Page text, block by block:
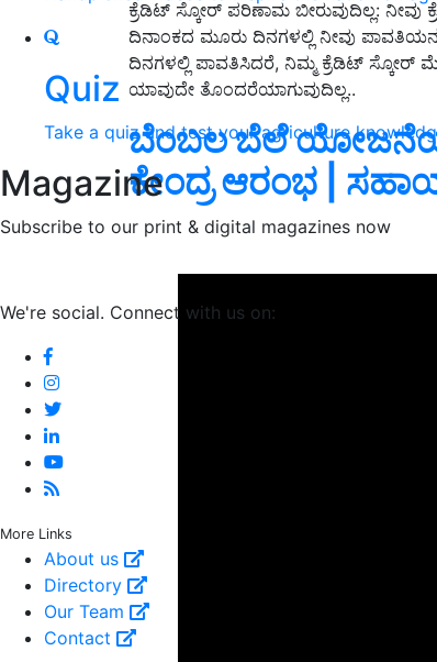
Quiz
Take a quiz and test your agriculture
Magazine
Subscribe to our print & digital magazines now
We're social. Connect with us on:
More Links
About us
Directory
Our Team
Contact
ಕ್ರೆಡಿಟ್ ಸ್ಕೋರ್ ಪರಿಣಾಮ ಬೀರುವುದಿಲ್ಲ:
ದಿನಾಂಕದ ಮೂರು ದಿನಗಳಲ್ಲಿ ನೀವು
ದಿನಗಳಲ್ಲಿ ಪಾವತಿಸಿದರೆ, ನಿಮ್ಮ ಕ್ರೆಡಿಟ್ ಸ್ಕೋರ್
ಯಾವುದೇ ತೊಂದರೆಯಾಗುವುದಿಲ್ಲ..
ಬೆಂಬಲ ಬೆಲೆ
ಕೇಂದ್ರ ಆರಂಭ |